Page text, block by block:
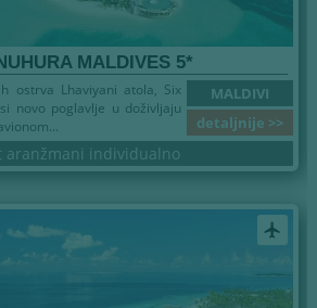
MALDIVES 5*
MALDIVI
detaljnije >>
ostrva Lhaviyani atola, Six
novo poglavlje u doživljaju
aranžmani individualno
airplanemode_active